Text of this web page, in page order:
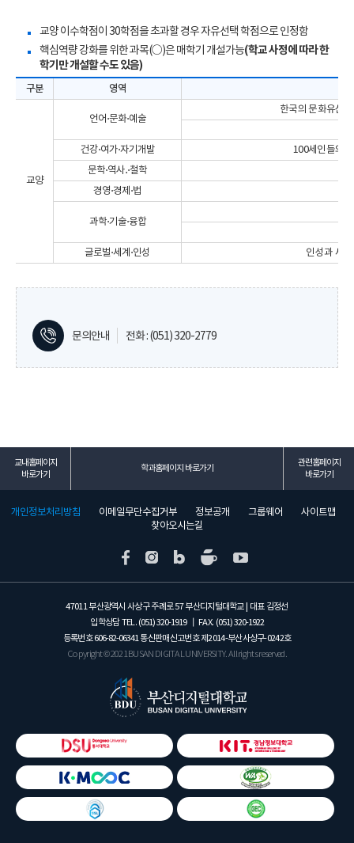
교양 이수학점이 30학점을 초과할 경우 자유선택 학점으로 인정함
핵심역량 강화를 위한 과목(○)은 매학기 개설가능(학교 사정에 따라 한
학기만 개설할 수도 있음)
구분 영역
교양
언어⋅문화⋅예술
한국의 문화유산,
건강⋅여가⋅자기개발
100세인들의
문학⋅역사․⋅철학
경영⋅경제⋅법
과학⋅기술⋅융합
글로벌⋅세계⋅인성 인성과 세
문의안내 전화 : (051) 320-2779
교내홈페이지
바로가기
학과홈페이지 바로가기
관련홈페이지
바로가기
개인정보처리방침 이메일무단수집거부 정보공개 그룹웨어
사이트맵
찾아오시는길
47011 부산광역시 사상구 주례로 57 부산디지털대학교 | 대표 김정선
입학상담 TEL. (051) 320-1919┃ FAX. (051) 320-1922
등록번호606-82-06341통신판매신고번호 제2014-부산사상구-0242호
Copyright © 2021 BUSAN DIGITAL UNIVERSITY. All rights reserved.